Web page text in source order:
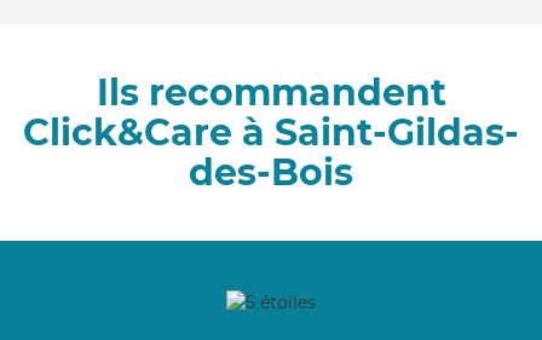
Ils recommandent
Click&Care à Saint-Gildas-
des-Bois